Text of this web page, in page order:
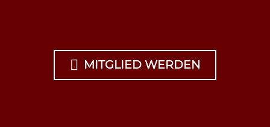
 MITGLIED WERDEN